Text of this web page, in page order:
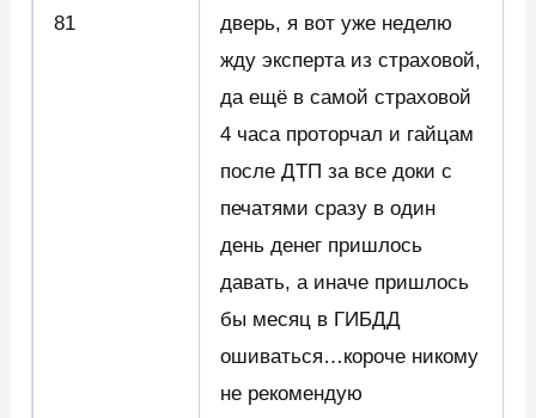
81
дверь, я вот уже неделю
жду эксперта из страховой,
да ещё в самой страховой
4 часа проторчал и гайцам
после ДТП за все доки с
печатями сразу в один
день денег пришлось
давать, а иначе пришлось
бы месяц в ГИБДД
ошиваться…короче никому
не рекомендую